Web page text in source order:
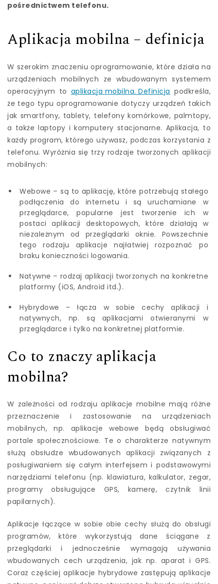
pośrednictwem telefonu.
Aplikacja mobilna – definicja
W szerokim znaczeniu oprogramowanie, które działa na
urządzeniach mobilnych ze wbudowanym systemem
operacyjnym to aplikacja mobilna. Definicja podkreśla,
że tego typu oprogramowanie dotyczy urządzeń takich
jak smartfony, tablety, telefony komórkowe, palmtopy,
a także laptopy i komputery stacjonarne. Aplikacja, to
każdy program, którego używasz, podczas korzystania z
telefonu. Wyróżnia się trzy rodzaje tworzonych aplikacji
mobilnych:
Webowe – są to aplikację, które potrzebują stałego
podłączenia do internetu i są uruchamiane w
przeglądarce, popularne jest tworzenie ich w
postaci aplikacji desktopowych, które działają w
niezależnym od przeglądarki oknie. Powszechnie
tego rodzaju aplikacje najłatwiej rozpoznać po
braku konieczności logowania.
Natywne – rodzaj aplikacji tworzonych na konkretne
platformy (iOS, Android itd.).
Hybrydowe – łącza w sobie cechy aplikacji i
natywnych, np. są aplikacjami otwieranymi w
przeglądarce i tylko na konkretnej platformie.
Co to znaczy aplikacja
mobilna?
W zależności od rodzaju aplikacje mobilne mają różne
przeznaczenie i zastosowanie na urządzeniach
mobilnych, np. aplikacje webowe będą obsługiwać
portale społecznościowe. Te o charakterze natywnym
służą obsłudze wbudowanych aplikacji związanych z
posługiwaniem się całym interfejsem i podstawowymi
narzędziami telefonu (np. klawiatura, kalkulator, zegar,
programy obsługujące GPS, kamerę, czytnik linii
papilarnych).
Aplikacje łączące w sobie obie cechy służą do obsługi
programów, które wykorzystują dane ściągane z
przeglądarki i jednocześnie wymagają używania
wbudowanych cech urządzenia, jak np. aparat i GPS.
Coraz częściej aplikacje hybrydowe zastępują aplikacje